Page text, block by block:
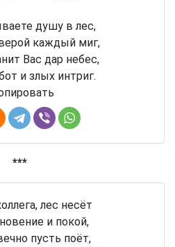
душу в лес,
каждый миг,
Вас дар небес,
и злых интриг.
***
лес несёт
и покой,
пусть поёт,